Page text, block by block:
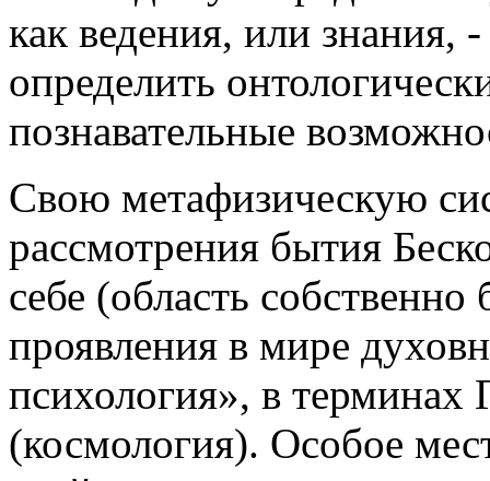
как ведения, или знания,
определить
познавательные
Свою метафизическую
рассмотрения бытия
себе (область
проявления в мире
психология», в терминах
(космология). Особое